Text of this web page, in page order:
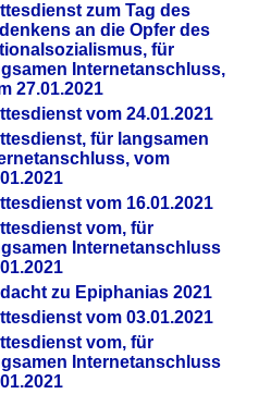
zum Tag des
an die Opfer des
für
Internetanschluss,
27.01.2021
vom 24.01.2021
für langsamen
vom
vom 16.01.2021
vom, für
Internetanschluss
zu Epiphanias 2021
vom 03.01.2021
vom, für
Internetanschluss